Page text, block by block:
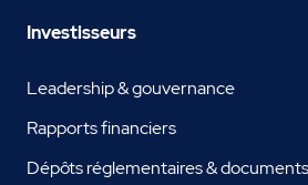
Investisseurs
Leadership & gouvernance
Rapports financiers
Dépôts réglementaires &